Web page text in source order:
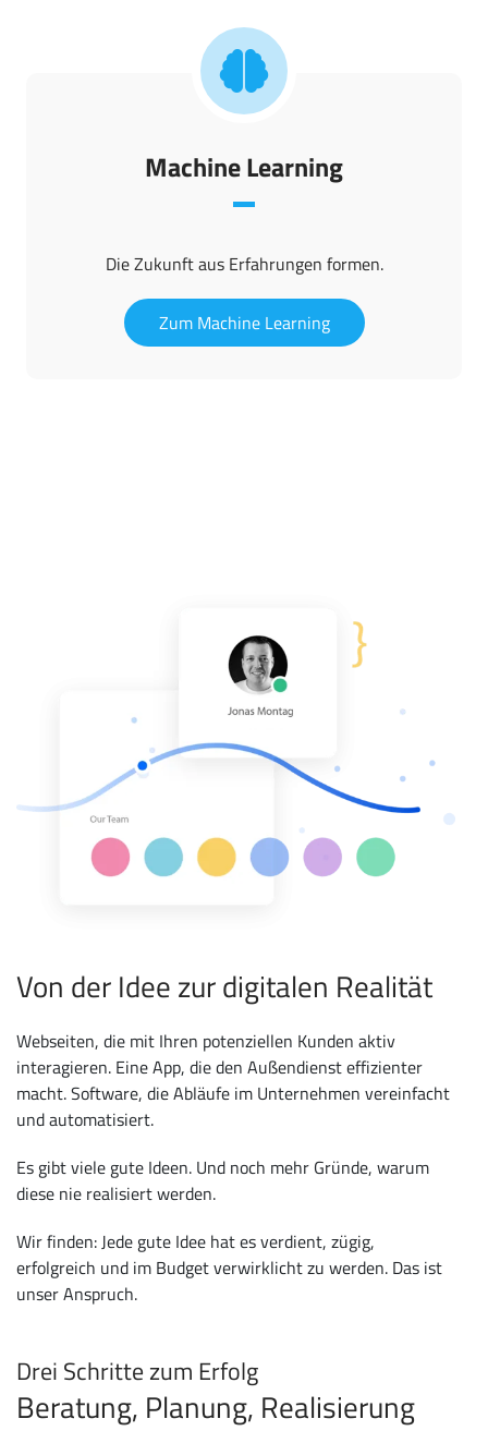
Machine Learning
Die Zukunft aus Erfahrungen formen.
Zum Machine Learning
Von der Idee zur digitalen Realität
Webseiten, die mit Ihren potenziellen Kunden aktiv
interagieren. Eine App, die den Außendienst effizienter
macht. Software, die Abläufe im Unternehmen vereinfacht
und automatisiert.
Es gibt viele gute Ideen. Und noch mehr Gründe, warum
diese nie realisiert werden.
Wir finden: Jede gute Idee hat es verdient, zügig,
erfolgreich und im Budget verwirklicht zu werden. Das ist
unser Anspruch.
Drei Schritte zum Erfolg
Beratung, Planung, Realisierung